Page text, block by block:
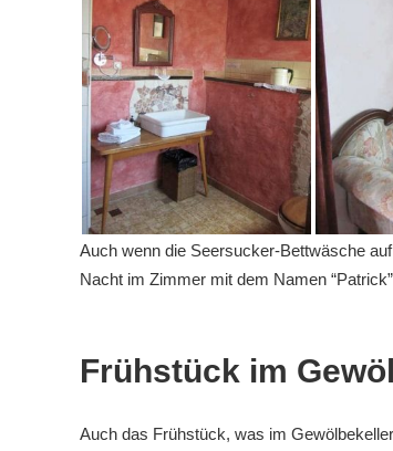
Auch wenn die Seersucker-Bettwäsche
Nacht im Zimmer mit dem Namen
Frühstück im
Auch das Frühstück, was im